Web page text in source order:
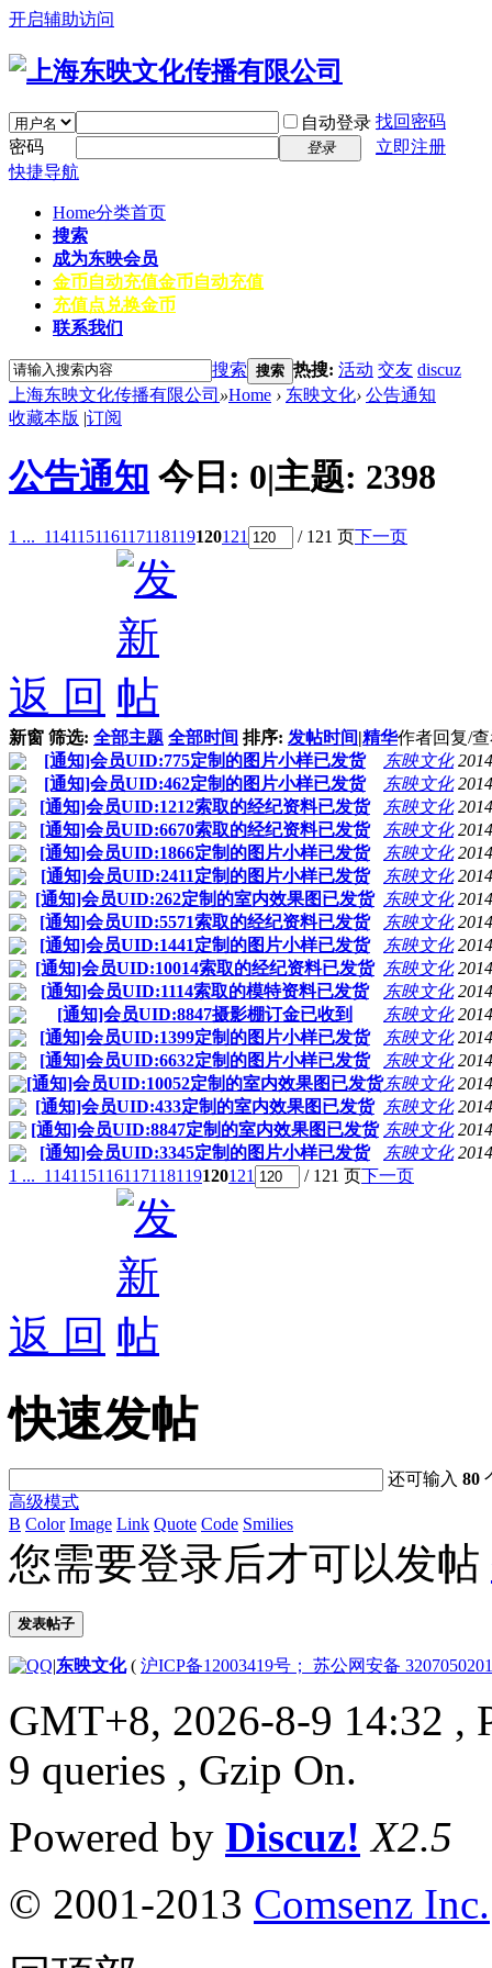
开启辅助访问
自动登录 找回密码
密码
登录
立即注册
快捷导航
Home分类首页
搜索
成为东映会员
金币自动充值金币自动充值
充值点兑换金币
联系我们
搜索 搜索 热搜: 活动 交友 discuz
上海东映文化传播有限公司 »Home › 东映文化› 公告通知
收藏本版 |订阅
公告通知 今日: 0|主题: 2398
1 ... 114115116117118119120121 / 121 页下一页
返 回
新窗 筛选: 全部主题 全部时间 排序: 发帖时间|精华作者回复/
[通知]会员UID:775定制的图片小样已发货
东映文化
[通知]会员UID:462定制的图片小样已发货
东映文化
[通知]会员UID:1212索取的经纪资料已发货
东映文化
[通知]会员UID:6670索取的经纪资料已发货
东映文化
[通知]会员UID:1866定制的图片小样已发货
东映文化
[通知]会员UID:2411定制的图片小样已发货
东映文化
[通知]会员UID:262定制的室内效果图已发货
东映文化
[通知]会员UID:5571索取的经纪资料已发货
东映文化
[通知]会员UID:1441定制的图片小样已发货
东映文化
[通知]会员UID:10014索取的经纪资料已发货
东映文化
[通知]会员UID:1114索取的模特资料已发货
东映文化
[通知]会员UID:8847摄影棚订金已收到
东映文化
[通知]会员UID:1399定制的图片小样已发货
东映文化
[通知]会员UID:6632定制的图片小样已发货
东映文化
[通知]会员UID:10052定制的室内效果图已发货东映文化
[通知]会员UID:433定制的室内效果图已发货
东映文化
[通知]会员UID:8847定制的室内效果图已发货 东映文化
[通知]会员UID:3345定制的图片小样已发货
东映文化
1 ... 114115116117118119120121 / 121 页下一页
返 回
快速发帖
还可输入80
高级模式
B Color Image Link Quote Code Smilies
您需要登录后才可以发帖
发表帖子
|东映文化( 沪ICP备12003419号； 苏公网安备
GMT+8, 2026-8-9 14:32 ,
9 queries , Gzip On.
Powered by Discuz! X2.5
© 2001-2013 Comsenz Inc.